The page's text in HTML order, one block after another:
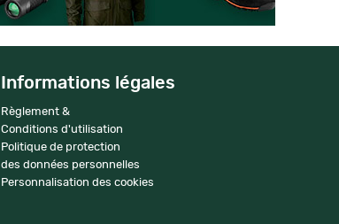
Informations légales
Règlement &
Conditions d'utilisation
Politique de protection
des données personnelles
Personnalisation des cookies